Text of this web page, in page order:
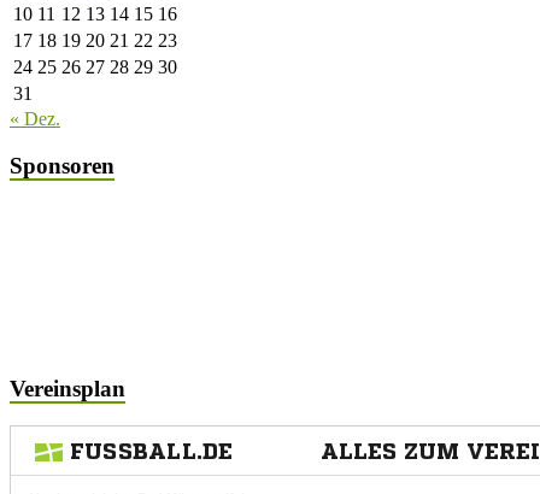
10 11 12 13 14 15 16
17 18 19 20 21 22 23
24 25 26 27 28 29 30
31
« Dez.
Sponsoren
Vereinsplan